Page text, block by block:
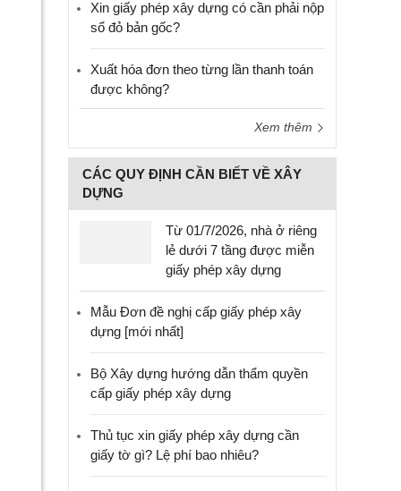
Xin giấy phép xây dựng có cần phải nộp
sổ đỏ bản gốc?
Xuất hóa đơn theo từng lần thanh toán
được không?
Xem thêm
CÁC QUY ĐỊNH CẦN BIẾT VỀ XÂY
DỰNG
Từ 01/7/2026, nhà ở riêng
lẻ dưới 7 tầng được miễn
giấy phép xây dựng
Mẫu Đơn đề nghị cấp giấy phép xây
dựng [mới nhất]
Bộ Xây dựng hướng dẫn thẩm quyền
cấp giấy phép xây dựng
Thủ tục xin giấy phép xây dựng cần
giấy tờ gì? Lệ phí bao nhiêu?